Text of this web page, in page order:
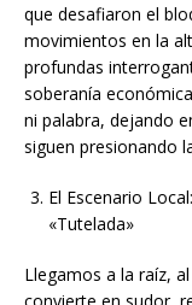
que desafiaron el
movimientos en la
profundas
soberanía
ni palabra, dejando
siguen presionando
El Escenario
«Tutelada»
Llegamos a la raíz,